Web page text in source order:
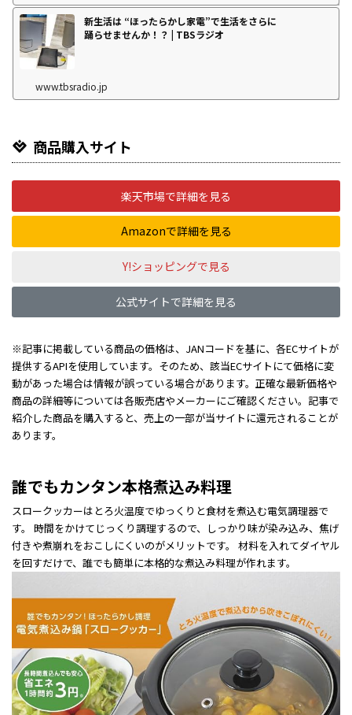
新生活は “ほったらかし家電”で生活をさらに
踊らせませんか！？ | TBSラジオ
www.tbsradio.jp
商品購入サイト
楽天市場で詳細を見る
Amazonで詳細を見る
Y!ショッピングで見る
公式サイトで詳細を見る
※記事に掲載している商品の価格は、JANコードを基に、各ECサイトが
提供するAPIを使用しています。そのため、該当ECサイトにて価格に変
動があった場合は情報が誤っている場合があります。正確な最新価格や
商品の詳細等については各販売店やメーカーにご確認ください。記事で
紹介した商品を購入すると、売上の一部が当サイトに還元されることが
あります。
誰でもカンタン本格煮込み料理
スロークッカーはとろ火温度でゆっくりと食材を煮込む電気調理器で
す。 時間をかけてじっくり調理するので、しっかり味が染み込み、焦げ
付きや煮崩れをおこしにくいのがメリットです。 材料を入れてダイヤル
を回すだけで、誰でも簡単に本格的な煮込み料理が作れます。